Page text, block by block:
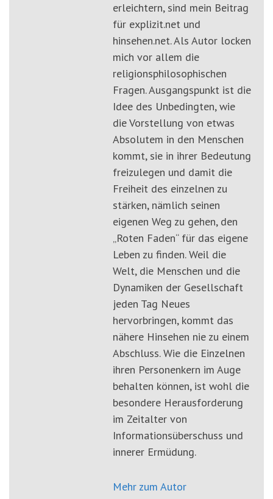
erleichtern, sind mein Beitrag
für explizit.net und
hinsehen.net. Als Autor locken
mich vor allem die
religionsphilosophischen
Fragen. Ausgangspunkt ist die
Idee des Unbedingten, wie
die Vorstellung von etwas
Absolutem in den Menschen
kommt, sie in ihrer Bedeutung
freizulegen und damit die
Freiheit des einzelnen zu
stärken, nämlich seinen
eigenen Weg zu gehen, den
„Roten Faden“ für das eigene
Leben zu finden. Weil die
Welt, die Menschen und die
Dynamiken der Gesellschaft
jeden Tag Neues
hervorbringen, kommt das
nähere Hinsehen nie zu einem
Abschluss. Wie die Einzelnen
ihren Personenkern im Auge
behalten können, ist wohl die
besondere Herausforderung
im Zeitalter von
Informationsüberschuss und
innerer Ermüdung.
Mehr zum Autor